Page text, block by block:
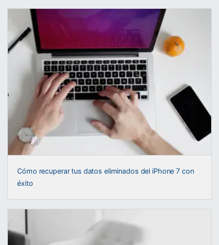
Cómo recuperar tus datos eliminados del iPhone 7 con
éxito